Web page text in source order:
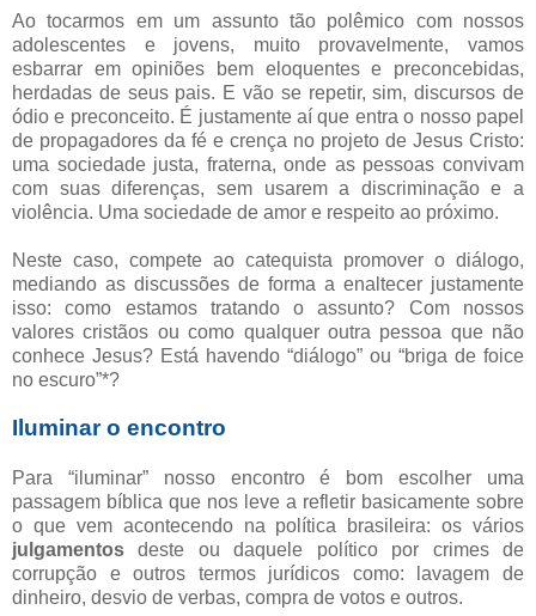
Ao tocarmos em um assunto tão polêmico com nossos
adolescentes e jovens, muito provavelmente, vamos
esbarrar em opiniões bem eloquentes e preconcebidas,
herdadas de seus pais. E vão se repetir, sim, discursos de
ódio e preconceito. É justamente aí que entra o nosso papel
de propagadores da fé e crença no projeto de Jesus Cristo:
uma sociedade justa, fraterna, onde as pessoas convivam
com suas diferenças, sem usarem a discriminação e a
violência. Uma sociedade de amor e respeito ao próximo.
Neste caso, compete ao catequista promover o diálogo,
mediando as discussões de forma a enaltecer justamente
isso: como estamos tratando o assunto? Com nossos
valores cristãos ou como qualquer outra pessoa que não
conhece Jesus? Está havendo “diálogo” ou “briga de foice
no escuro”*?
Iluminar o encontro
Para “iluminar” nosso encontro é bom escolher uma
passagem bíblica que nos leve a refletir basicamente sobre
o que vem acontecendo na política brasileira: os vários
julgamentos deste ou daquele político por crimes de
corrupção e outros termos jurídicos como: lavagem de
dinheiro, desvio de verbas, compra de votos e outros.